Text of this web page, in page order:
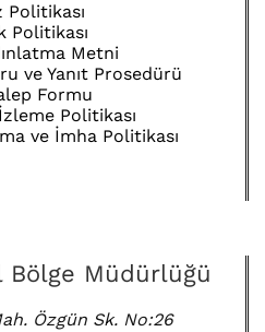
Politikası
Politikası
Metni
ve Yanıt Prosedürü
Formu
Politikası
ve İmha Politikası
Bölge Müdürlüğü
Özgün Sk. No:26